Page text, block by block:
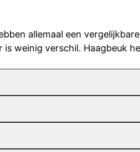
allemaal een
weinig verschil. Haagbeuk